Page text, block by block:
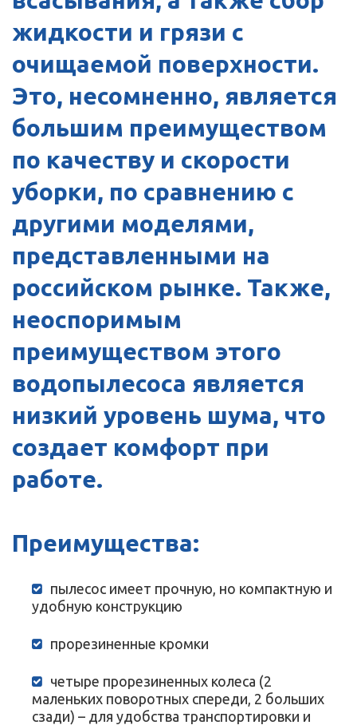
жидкости и грязи с
очищаемой поверхности.
Это, несомненно, является
большим преимуществом
по качеству и скорости
уборки, по сравнению с
другими моделями,
представленными на
российском рынке. Также,
неоспоримым
преимуществом этого
водопылесоса является
низкий уровень шума, что
создает комфорт при
работе.
Преимущества:
пылесос имеет прочную, но компактную и
удобную конструкцию
прорезиненные кромки
четыре прорезиненных колеса (2
маленьких поворотных спереди, 2 больших
сзади) – для удобства транспортировки и